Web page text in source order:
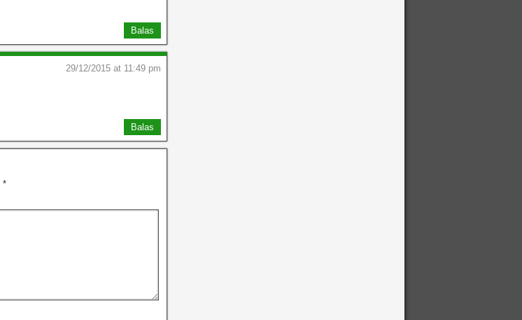
Balas
29/12/2015 at 11:49 pm
Balas
*